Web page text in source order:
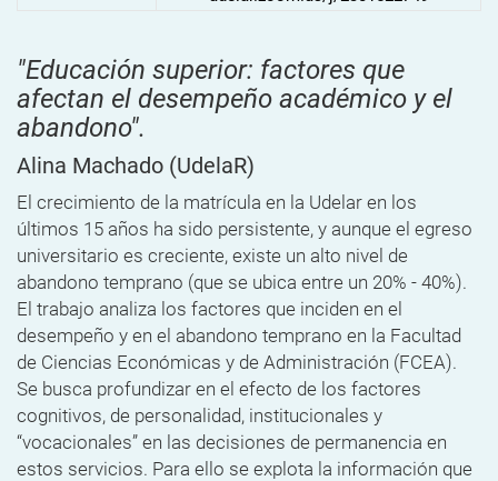
"Educación superior: factores que
afectan el desempeño académico y el
abandono".
Alina Machado (UdelaR)
El crecimiento de la matrícula en la Udelar en los
últimos 15 años ha sido persistente, y aunque el egreso
universitario es creciente, existe un alto nivel de
abandono temprano (que se ubica entre un 20% - 40%).
El trabajo analiza los factores que inciden en el
desempeño y en el abandono temprano en la Facultad
de Ciencias Económicas y de Administración (FCEA).
Se busca profundizar en el efecto de los factores
cognitivos, de personalidad, institucionales y
“vocacionales” en las decisiones de permanencia en
estos servicios. Para ello se explota la información que